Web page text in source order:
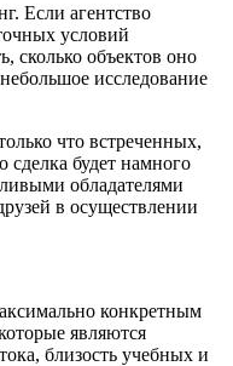
Если агентство
условий
сколько объектов оно
исследование
что встреченных,
сделка будет намного
обладателями
в осуществлении
конкретным
являются
близость учебных и